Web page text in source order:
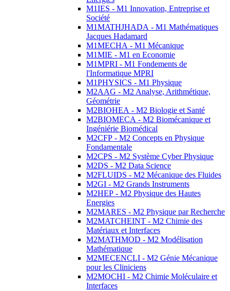
M1IES - M1 Innovation, Entreprise et
Société
M1MATHJHADA - M1 Mathématiques
Jacques Hadamard
M1MECHA - M1 Mécanique
M1MIE - M1 en Economie
M1MPRI - M1 Fondements de
l'Informatique MPRI
M1PHYSICS - M1 Physique
M2AAG - M2 Analyse, Arithmétique,
Géométrie
M2BIOHEA - M2 Biologie et Santé
M2BIOMECA - M2 Biomécanique et
Ingéniérie Biomédical
M2CFP - M2 Concepts en Physique
Fondamentale
M2CPS - M2 Système Cyber Physique
M2DS - M2 Data Science
M2FLUIDS - M2 Mécanique des Fluides
M2GI - M2 Grands Instruments
M2HEP - M2 Physique des Hautes
Energies
M2MARES - M2 Physique par Recherche
M2MATCHEINT - M2 Chimie des
Matériaux et Interfaces
M2MATHMOD - M2 Modélisation
Mathématique
M2MECENCLI - M2 Génie Mécanique
pour les Cliniciens
M2MOCHI - M2 Chimie Moléculaire et
Interfaces